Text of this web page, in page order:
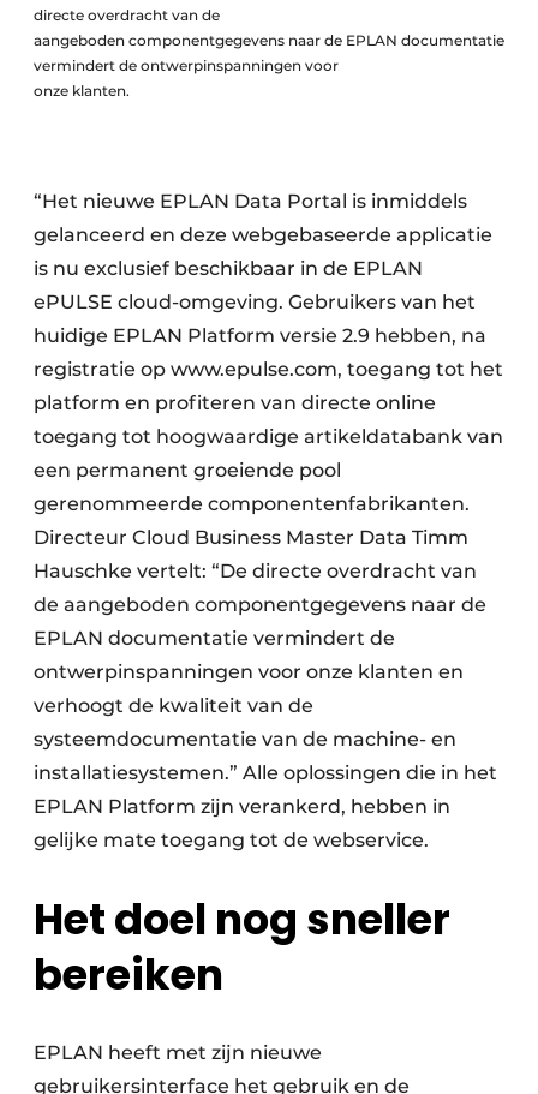
directe overdracht van de
aangeboden componentgegevens naar de EPLAN documentatie
vermindert de ontwerpinspanningen voor
onze klanten.
“Het nieuwe EPLAN Data Portal is inmiddels
gelanceerd en deze webgebaseerde applicatie
is nu exclusief beschikbaar in de EPLAN
ePULSE cloud-omgeving. Gebruikers van het
huidige EPLAN Platform versie 2.9 hebben, na
registratie op www.epulse.com, toegang tot het
platform en profiteren van directe online
toegang tot hoogwaardige artikeldatabank van
een permanent groeiende pool
gerenommeerde componentenfabrikanten.
Directeur Cloud Business Master Data Timm
Hauschke vertelt: “De directe overdracht van
de aangeboden componentgegevens naar de
EPLAN documentatie vermindert de
ontwerpinspanningen voor onze klanten en
verhoogt de kwaliteit van de
systeemdocumentatie van de machine- en
installatiesystemen.” Alle oplossingen die in het
EPLAN Platform zijn verankerd, hebben in
gelijke mate toegang tot de webservice.
Het doel nog sneller
bereiken
EPLAN heeft met zijn nieuwe
gebruikersinterface het gebruik en de